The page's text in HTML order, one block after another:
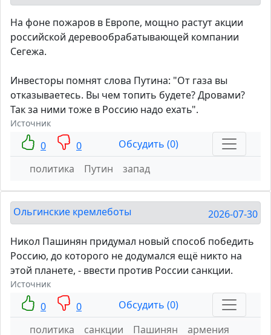
На фоне пожаров в Европе, мощно растут акции
российской деревообрабатывающей компании
Сегежа.
Инвесторы помнят слова Путина: "От газа вы
отказываетесь. Вы чем топить будете? Дровами?
Так за ними тоже в Россию надо ехать".
Источник
0 0
Обсудить (0)
политика
Путин запад
Ольгинские кремлеботы 2026-07-30
Никол Пашинян придумал новый способ победить
Россию, до которого не додумался ещё никто на
этой планете, - ввести против России санкции.
Источник
0 0
Обсудить (0)
политика
санкции Пашинян армения